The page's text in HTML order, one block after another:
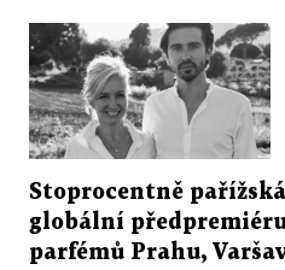
Stoprocentně
globální
parfémů Prahu,